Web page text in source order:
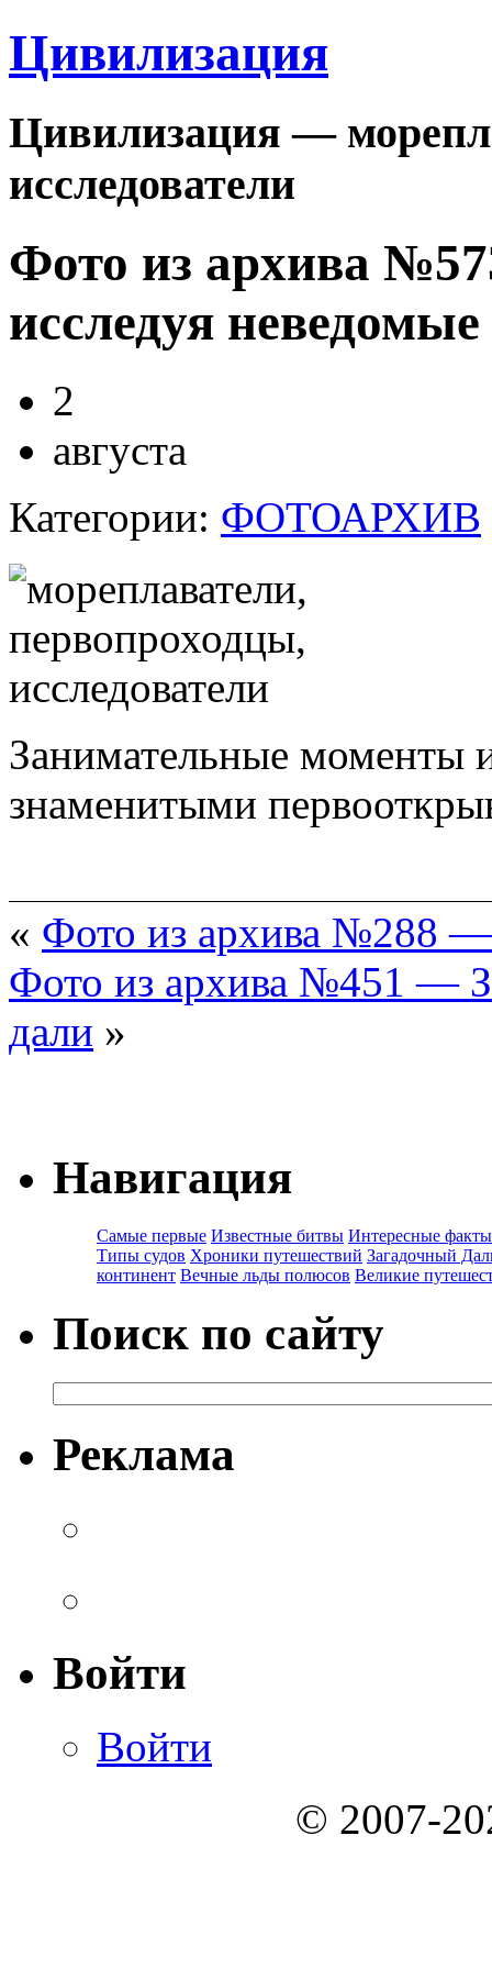
Цивилизация
Цивилизация —
исследователи
Фото из архива
исследуя
2
августа
Категории: ФОТОАРХИВ
Занимательные моменты
знаменитыми
« Фото из архива №288 —
Фото из архива №451 —
дали »
Навигация
Самые первые Известные битвы Интересные факты
Типы судов Хроники путешествий Загадочный
континент Вечные льды полюсов Великие
Поиск по сайту
Реклама
Войти
Войти
© 2007-